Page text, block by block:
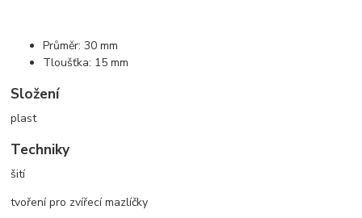
Průměr: 30 mm
Tloušťka: 15 mm
Složení
plast
Techniky
šití
tvoření pro zvířecí mazlíčky